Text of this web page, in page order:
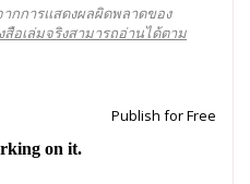
กการแสดงผลผิดพลาดของ
สือเล่มจริงสามารถอ่านได้ตาม
Publish for Free